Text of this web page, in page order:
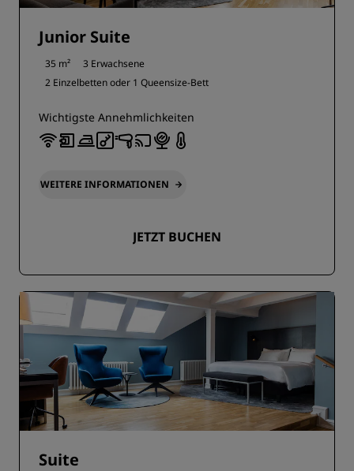
Junior Suite
35 m²
3 Erwachsene
2 Einzelbetten oder 1 Queensize-Bett
Wichtigste Annehmlichkeiten
WEITERE INFORMATIONEN
JETZT BUCHEN
Suite